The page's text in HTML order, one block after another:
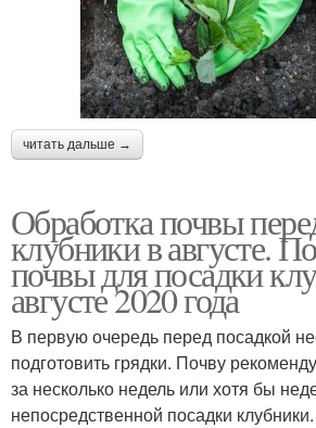
читать дальше →
Обработка почвы
клубники в августе.
почвы для посадки
августе 2020 года
В первую очередь перед посадкой
подготовить грядки. Почву
за несколько недель или хотя бы
непосредственной посадки клубники.